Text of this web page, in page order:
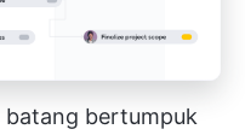
batang bertumpuk